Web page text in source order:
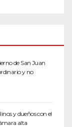
de San Juan
y no
y dueños con el
alta